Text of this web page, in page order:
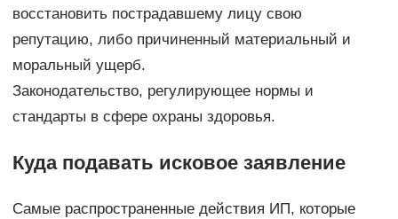
восстановить пострадавшему лицу свою
репутацию, либо причиненный материальный и
моральный ущерб.
Законодательство, регулирующее нормы и
стандарты в сфере охраны здоровья.
Куда подавать исковое заявление
Самые распространенные действия ИП, которые